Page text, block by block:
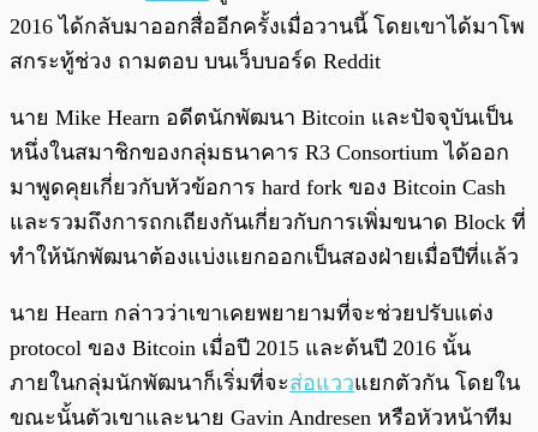
2016 ได้กลับมาออกสื่ออีกครั้งเมื่อวานนี้ โดยเขาได้มาโพ
สกระทู้ช่วง ถามตอบ บนเว็บบอร์ด Reddit
นาย Mike Hearn อดีตนักพัฒนา Bitcoin และปัจจุบันเป็น
หนึ่งในสมาชิกของกลุ่มธนาคาร R3 Consortium ได้ออก
มาพูดคุยเกี่ยวกับหัวข้อการ hard fork ของ Bitcoin Cash
และรวมถึงการถกเถียงกันเกี่ยวกับการเพิ่มขนาด Block ที่
ทำให้นักพัฒนาต้องแบ่งแยกออกเป็นสองฝ่ายเมื่อปีที่แล้ว
นาย Hearn กล่าวว่าเขาเคยพยายามที่จะช่วยปรับแต่ง
protocol ของ Bitcoin เมื่อปี 2015 และต้นปี 2016 นั้น
ภายในกลุ่มนักพัฒนาก็เริ่มที่จะส่อแววแยกตัวกัน โดยใน
ขณะนั้นตัวเขาและนาย Gavin Andresen หรือหัวหน้าทีม